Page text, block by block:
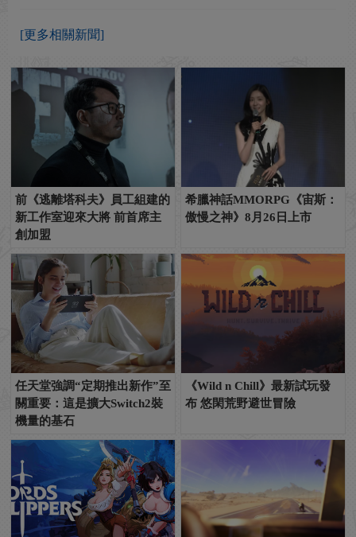
[更多相關新聞]
前《逃離塔科夫》員工組建的
新工作室迎來大將 前首席主
創加盟
希臘神話MMORPG《宙斯：
傲慢之神》8月26日上市
任天堂強調“定期推出新作”至
關重要：這是擴大Switch2裝
機量的基石
《Wild n Chill》最新試玩發
布 悠閑荒野避世冒險